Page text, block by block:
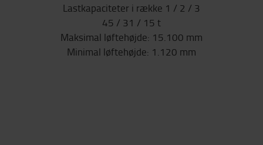
Lastkapaciteter i række 1 / 2 / 3
45 / 31 / 15 t
Maksimal løftehøjde: 15.100 mm
Minimal løftehøjde: 1.120 mm